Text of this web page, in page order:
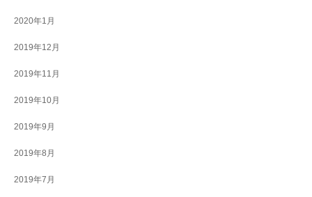
2020年1月
2019年12月
2019年11月
2019年10月
2019年9月
2019年8月
2019年7月